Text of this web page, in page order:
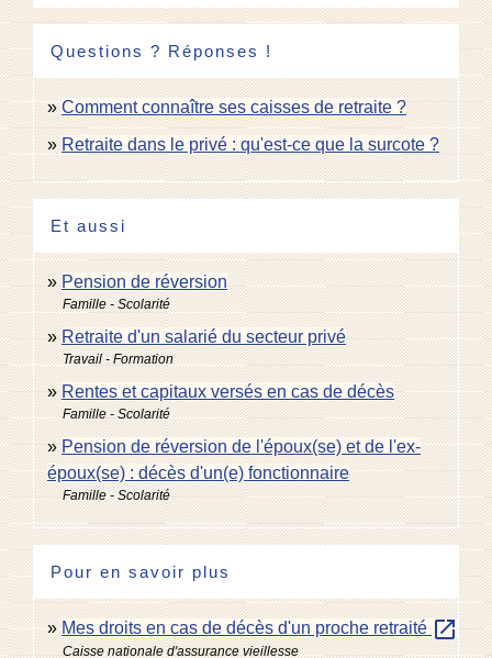
Questions ? Réponses !
Comment connaître ses caisses de retraite ?
Retraite dans le privé : qu'est-ce que la surcote ?
Et aussi
Pension de réversion
Famille - Scolarité
Retraite d'un salarié du secteur privé
Travail - Formation
Rentes et capitaux versés en cas de décès
Famille - Scolarité
Pension de réversion de l'époux(se) et de l'ex-
époux(se) : décès d'un(e) fonctionnaire
Famille - Scolarité
Pour en savoir plus
Mes droits en cas de décès d'un proche retraité open_in_new
Caisse nationale d'assurance vieillesse